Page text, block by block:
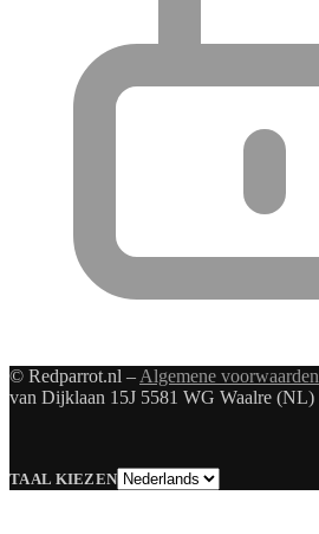
© Redparrot.nl – Algemene voorwaarden
van Dijklaan 15J 5581 WG Waalre (NL)
TAAL KIEZENTaal